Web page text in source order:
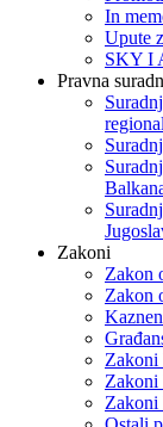
In
Upute
SKY I
Pravna
Zakoni
Zakon
Zakon
Zakoni